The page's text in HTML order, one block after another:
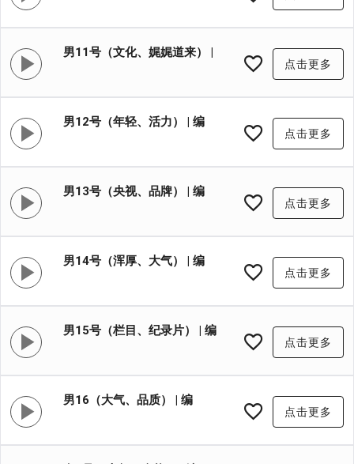
号:XYB010
男11号（文化、娓娓道来） |
编号:XYB011
点击更多
男12号（年轻、活力） | 编
号:XYB012
点击更多
男13号（央视、品牌） | 编
号:XYB013
点击更多
男14号（浑厚、大气） | 编
号:XYB014
点击更多
男15号（栏目、纪录片） | 编
号:XYB015
点击更多
男16（大气、品质） | 编
号:XYB016
点击更多